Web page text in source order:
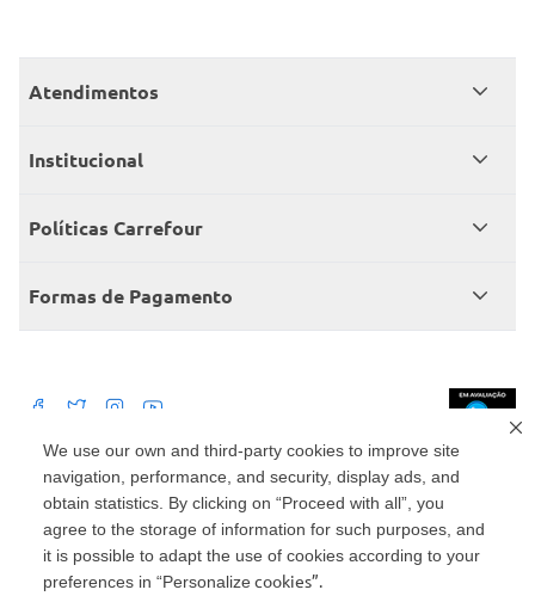
We use our own and third-party cookies to improve site
navigation, performance, and security, display ads, and
obtain statistics. By clicking on “Proceed with all”, you
agree to the storage of information for such purposes, and
it is possible to adapt the use of cookies according to your
preferences in “Personalize cookies”.
Atendimentos
Meus pedidos
Consumidor.gov
Institucional
Grupo Carrefour Brasil
Produtos Carrefour
Políticas Carrefour
Políticas de entregas
Políticas de trocas e devoluções
Formas de Pagamento
Mercado: Carrefour Comércio e Indústrias Ltda Via de Acesso Norte, Km 38,
nº 420, Empresarial Gato Preto, Cajamar - SP | CEP 07789-100 | CNPJ:
45.543.915/0846-95
Drogaria: Carrefour Comercio e Industria Ltda: Avenida das Nações Unidas,
15187, Loja 104/105/106 Bloco A Setor 1 - Vila Gertrudes, São Paulo, SP |
CEP 04794-000 | CNPJ: 45.543.915/0736-50